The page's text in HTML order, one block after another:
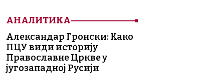
АНАЛИТИКА
Александар Гронски: Како
ПЦУ види историју
Православне Цркве у
југозападној Русији